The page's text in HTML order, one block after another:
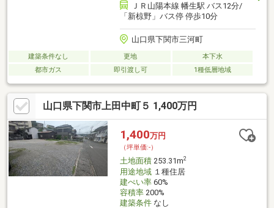
ＪＲ山陽本線 幡生駅 バス12分/
「新椋野」バス停 停歩10分
山口県下関市三河町
建築条件なし 更地
本下水
都市ガス
即引渡し可 1種低層地域
山口県下関市上田中町５ 1,400万円
1,400万円
（坪単価:-）
土地面積253.31m2
用途地域１種住居
建ぺい率60%
容積率200%
建築条件なし